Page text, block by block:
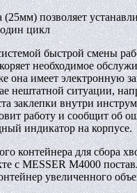
позволяет
цикл
быстрой смены
необходимое
она имеет электронную
нештатной ситуации,
заклепки внутри
работу и сообщит об
индикатор на корпусе.
контейнера для сбора
с MESSER M4000
увеличенного